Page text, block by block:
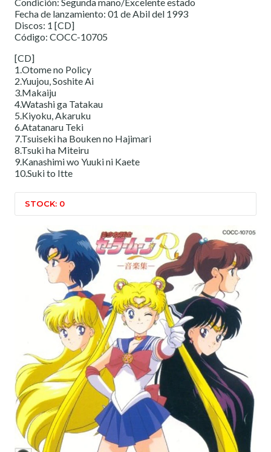
Condición: Segunda mano/Excelente estado
Fecha de lanzamiento: 01 de Abil del 1993
Discos: 1 [CD]
Código: COCC-10705
[CD]
1.Otome no Policy
2.Yuujou, Soshite Ai
3.Makaiju
4.Watashi ga Tatakau
5.Kiyoku, Akaruku
6.Atatanaru Teki
7.Tsuiseki ha Bouken no Hajimari
8.Tsuki ha Miteiru
9.Kanashimi wo Yuuki ni Kaete
10.Suki to Itte
STOCK: 0